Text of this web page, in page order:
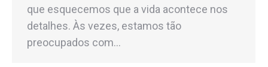
que esquecemos que a vida acontece nos
detalhes. Às vezes, estamos tão
preocupados com…